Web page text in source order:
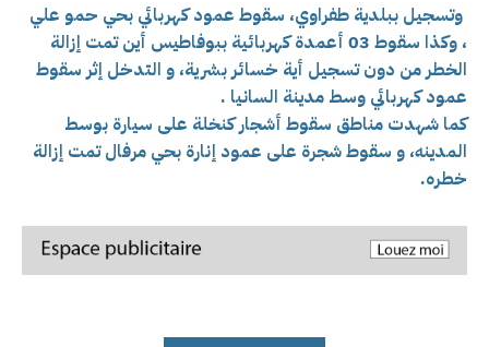
وتسجيل ببلدية طفراوي، سقوط عمود كهربائي بحي حمو علي
، وكذا
سقوط 03 أعمدة كهربائية ببوفاطيس أين تمت إزالة
الخطر من دون تسجيل أية خسائر بشرية، و التدخل إثر سقوط
عمود كهربائي وسط مدينة السانيا .
كما شهدت مناطق سقوط أشجار كنخلة على سيارة بوسط
المدينه، و سقوط شجرة على عمود إنارة بحي مرفال تمت إزالة
خطره.